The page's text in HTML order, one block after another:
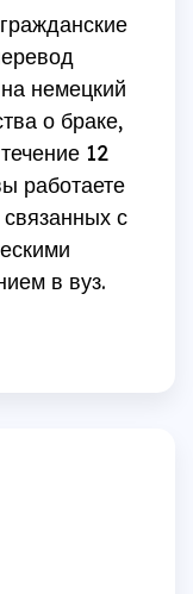
немецкий
о браке,
12
работаете
с
в вуз.